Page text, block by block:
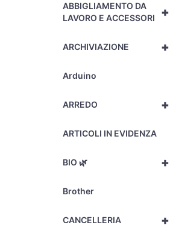
+
ABBIGLIAMENTO DA
LAVORO E ACCESSORI
+
ARCHIVIAZIONE
Arduino
+
ARREDO
ARTICOLI IN EVIDENZA
+
BIO 🌿
Brother
+
CANCELLERIA